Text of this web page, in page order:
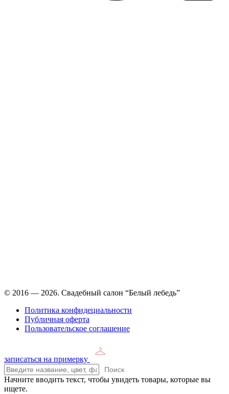
© 2016 — 2026. Свадебный салон “Белый лебедь”
Политика конфидециальности
Публичная оферта
Пользовательское соглашение
записаться на примерку
Поиск
Начните вводить текст, чтобы увидеть товары, которые вы
ищете.